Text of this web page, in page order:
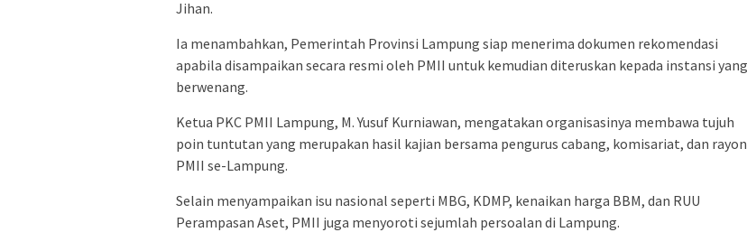
Jihan.
Ia menambahkan, Pemerintah Provinsi Lampung siap menerima dokumen rekomendasi
apabila disampaikan secara resmi oleh PMII untuk kemudian diteruskan kepada instansi yang
berwenang.
Ketua PKC PMII Lampung, M. Yusuf Kurniawan, mengatakan organisasinya membawa tujuh
poin tuntutan yang merupakan hasil kajian bersama pengurus cabang, komisariat, dan rayon
PMII se-Lampung.
Selain menyampaikan isu nasional seperti MBG, KDMP, kenaikan harga BBM, dan RUU
Perampasan Aset, PMII juga menyoroti sejumlah persoalan di Lampung.